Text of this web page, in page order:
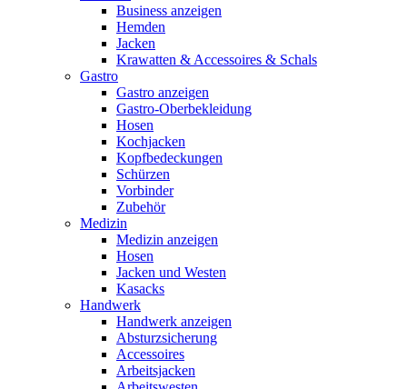
Business anzeigen
Hemden
Jacken
Krawatten & Accessoires & Schals
Gastro
Gastro anzeigen
Gastro-Oberbekleidung
Hosen
Kochjacken
Kopfbedeckungen
Schürzen
Vorbinder
Zubehör
Medizin
Medizin anzeigen
Hosen
Jacken und Westen
Kasacks
Handwerk
Handwerk anzeigen
Absturzsicherung
Accessoires
Arbeitsjacken